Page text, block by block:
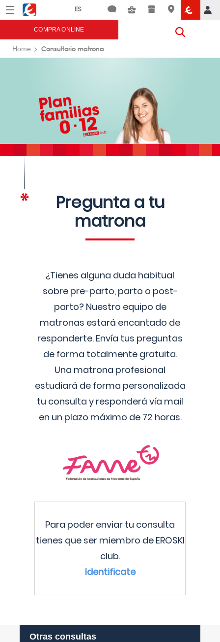
Menú Eroski
COMPRA ONLINE
Home Consultorio matrona
Pregunta a tu
matrona
¿Tienes alguna duda habitual
sobre pre-parto, parto o post-
parto? Nuestro equipo de
matronas estará encantado de
responderte. Envía tus preguntas
de forma totalmente gratuita.
Una matrona profesional
estudiará de forma personalizada
tu consulta y responderá vía mail
en un plazo máximo de 72 horas.
Para poder enviar tu consulta
tienes que ser miembro de EROSKI
club.
Identificate
Otras consultas